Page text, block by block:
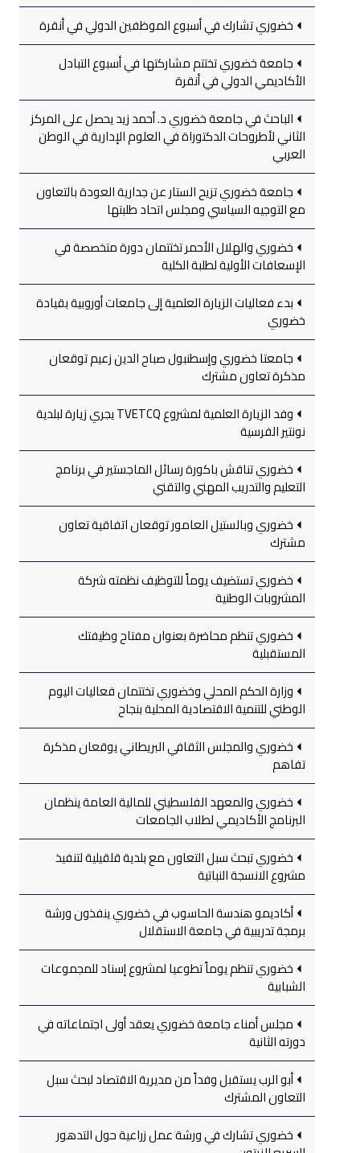
خضوري تشارك في أسبوع الموظفين الدولي في أنقرة
جامعة خضوري تختتم مشاركتها في أسبوع التبادل
الأكاديمي الدولي في أنقرة
الباحث في جامعة خضوري د. أحمد زيد يحصل على المركز
الثاني لأطروحات الدكتوراة في العلوم الإدارية في الوطن
العربي
جامعة خضوري تزيح الستار عن جدارية العودة بالتعاون
مع التوجيه السياسي ومجلس اتحاد طلبتها
خضوري والهلال الأحمر تختتمان دورة متخصصة في
الإسعافات الأولية لطلبة الكلية
بدء فعاليات الزيارة العلمية إلى جامعات أوروبية بقيادة
خضوري
جامعتا خضوري وإسطنبول صباح الدين زعيم توقعان
مذكرة تعاون مشترك
وفد الزيارة العلمية لمشروع TVETCQ يجري زيارة لبلدية
نونتير الفرسية
خضوري تناقش باكورة رسائل الماجستير في برنامج
التعليم والتدريب المهني والتقني
خضوري وبالستيل العامور توقعان اتفاقية تعاون
مشترك
خضوري تستضيف يوماً للتوظيف نظمته شركة
المشروبات الوطنية
خضوري تنظم محاضرة بعنوان مفتاح وظيفتك
المستقبلية
وزارة الحكم المحلي وخضوري تختتمان فعاليات اليوم
الوطني للتنمية الاقتصادية المحلية بنجاح
خضوري والمجلس الثقافي البريطاني يوقعان مذكرة
تفاهم
خضوري والمعهد الفلسطيني للمالية العامة ينظمان
البرنامج الأكاديمي لطلاب الجامعات
خضوري تبحث سبل التعاون مع بلدية قلقيلية لتنفيذ
مشروع الانسجة النباتية
أكاديمو هندسة الحاسوب في خضوري ينفذون ورشة
برمجة تدريبية في جامعة الاستقلال
خضوري تنظم يوماً تطوعيا لمشروع إسناد للمجموعات
الشبابية
مجلس أمناء جامعة خضوري يعقد أولى اجتماعاته في
دورته الثانية
أبو الرب يستقبل وفداً من مديرية الاقتصاد لبحث سبل
التعاون المشترك
خضوري تشارك في ورشة عمل زراعية حول التدهور